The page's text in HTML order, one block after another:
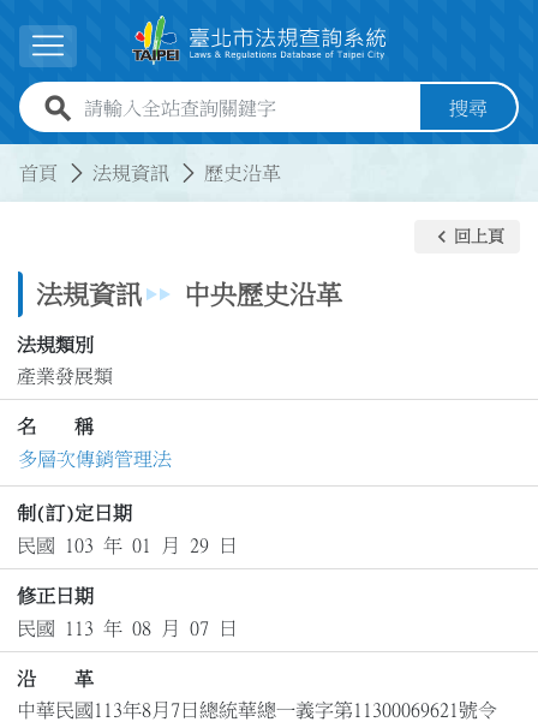
展開選單
全站查詢關鍵字欄位 搜尋
首頁 法規資訊 歷史沿革
法規資訊 中央歷史沿革
keyboard_arrow_left 回上頁
法規類別
產業發展類
名 稱
多層次傳銷管理法
制(訂)定日期
民國 103 年 01 月 29 日
修正日期
民國 113 年 08 月 07 日
沿 革
中華民國113年8月7日總統華總一義字第11300069621號令